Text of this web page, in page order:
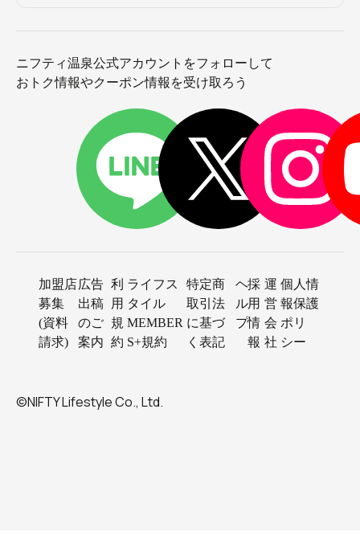
ニフティ温泉公式アカウントをフォローして
おトク情報やクーポン情報を受け取ろう
加盟店
募集
(資料
請求)
広告
出稿
のご
案内
利
用
規
約
ライフス
タイル
MEMBER
S+規約
特定商
取引法
に基づ
く表記
ヘ
ル
プ
採
用
情
報
運
営
会
社
個人情
報保護
ポリ
シー
©NIFTY Lifestyle Co., Ltd.